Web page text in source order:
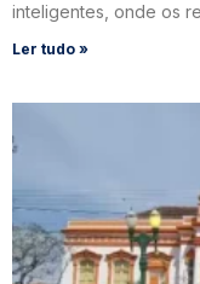
inteligentes, onde os
Ler tudo »